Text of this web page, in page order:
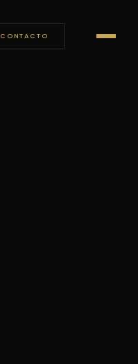
CONTACTO